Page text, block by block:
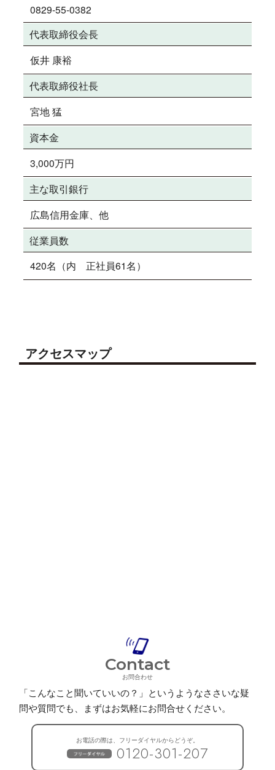
0829-55-0382
代表取締役会長
仮井 康裕
代表取締役社長
宮地 猛
資本金
3,000万円
主な取引銀行
広島信用金庫、他
従業員数
420名（内 正社員61名）
アクセスマップ
Contact
お問合わせ
「こんなこと聞いていいの？」というようなささいな疑
問や質問でも、
まずはお気軽にお問合せください。
お電話の際は、フリーダイヤルからどうぞ。
0120-301-207